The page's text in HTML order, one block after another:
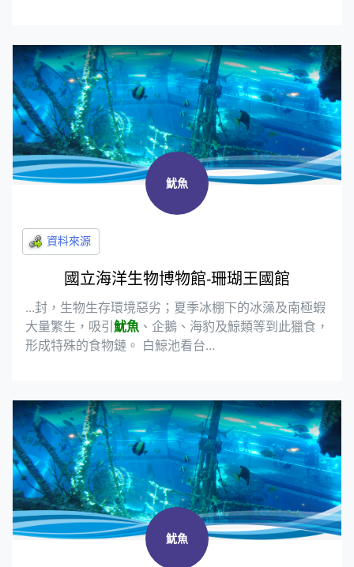
魷魚
國立海洋生物博物館-珊瑚王國館
...封，生物生存環境惡劣；夏季冰棚下的冰藻及南極蝦
大量繁生，吸引魷魚 、企鵝、海豹及鯨類等到此獵食，
形成特殊的食物鏈。 白鯨池看台...
魷魚